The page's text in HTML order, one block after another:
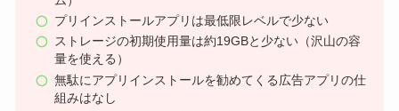
プリインストールアプリは最低限レベルで少ない
ストレージの初期使用量は約19GBと少ない（沢山の容
量を使える）
無駄にアプリインストールを勧めてくる広告アプリの仕
組みはなし